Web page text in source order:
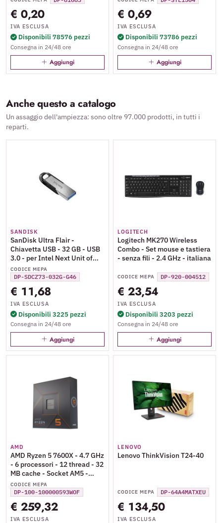
€ 0,20
IVA ESCLUSA
Disponibili 78576 pezzi
Consegna in 24/48 ore
Aggiungi
€ 0,69
IVA ESCLUSA
Disponibili 73786 pezzi
Consegna in 24/48 ore
Aggiungi
Anche questo a catalogo
Un assaggio dell'ampiezza: sono oltre 97.000 prodotti, in tutti i
reparti.
SANDISK
SanDisk Ultra Flair -
Chiavetta USB - 32 GB - USB
3.0 - per Intel Next Unit of
Computing 12 Pro Kit -
NUC12WSKi3
CODICE MEPA
DP-SDCZ73-032G-G46
€ 11,68
IVA ESCLUSA
Disponibili 3225 pezzi
Consegna in 24/48 ore
Aggiungi
LOGITECH
Logitech MK270 Wireless
Combo - Set mouse e tastiera
- senza fili - 2.4 GHz - italiana
CODICE MEPA DP-920-004512
€ 23,54
IVA ESCLUSA
Disponibili 3203 pezzi
Consegna in 24/48 ore
Aggiungi
AMD
AMD Ryzen 5 7600X - 4.7 GHz
- 6 processori - 12 thread - 32
MB cache - Socket AM5 -
PIB/WOF
CODICE MEPA
DP-100-100000593WOF
€ 259,32
IVA ESCLUSA
LENOVO
Lenovo ThinkVision T24-40
CODICE MEPA DP-64A4MATXEU
€ 134,50
IVA ESCLUSA